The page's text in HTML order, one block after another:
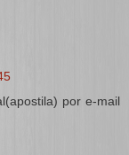
por e-mail